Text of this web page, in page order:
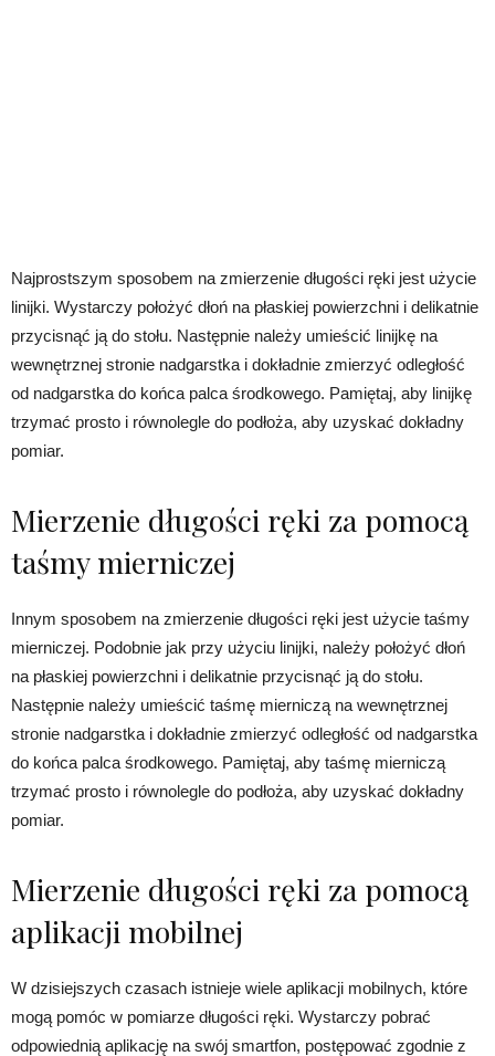
Najprostszym sposobem na zmierzenie długości ręki jest użycie
linijki. Wystarczy położyć dłoń na płaskiej powierzchni i delikatnie
przycisnąć ją do stołu. Następnie należy umieścić linijkę na
wewnętrznej stronie nadgarstka i dokładnie zmierzyć odległość
od nadgarstka do końca palca środkowego. Pamiętaj, aby linijkę
trzymać prosto i równolegle do podłoża, aby uzyskać dokładny
pomiar.
Mierzenie długości ręki za pomocą
taśmy mierniczej
Innym sposobem na zmierzenie długości ręki jest użycie taśmy
mierniczej. Podobnie jak przy użyciu linijki, należy położyć dłoń
na płaskiej powierzchni i delikatnie przycisnąć ją do stołu.
Następnie należy umieścić taśmę mierniczą na wewnętrznej
stronie nadgarstka i dokładnie zmierzyć odległość od nadgarstka
do końca palca środkowego. Pamiętaj, aby taśmę mierniczą
trzymać prosto i równolegle do podłoża, aby uzyskać dokładny
pomiar.
Mierzenie długości ręki za pomocą
aplikacji mobilnej
W dzisiejszych czasach istnieje wiele aplikacji mobilnych, które
mogą pomóc w pomiarze długości ręki. Wystarczy pobrać
odpowiednią aplikację na swój smartfon, postępować zgodnie z